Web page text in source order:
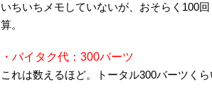
いちいちメモしていないが、おそらく100
算。
・バイタク代：300バーツ
これは数えるほど。トータル300バーツくら